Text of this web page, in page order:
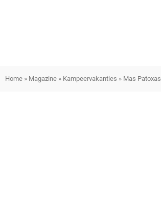
Home » Magazine » Kampeervakanties » Mas Patoxas